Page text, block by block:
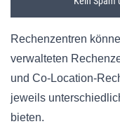
Rechenzentren
verwalteten
und Co-Location-
jeweils
bieten.